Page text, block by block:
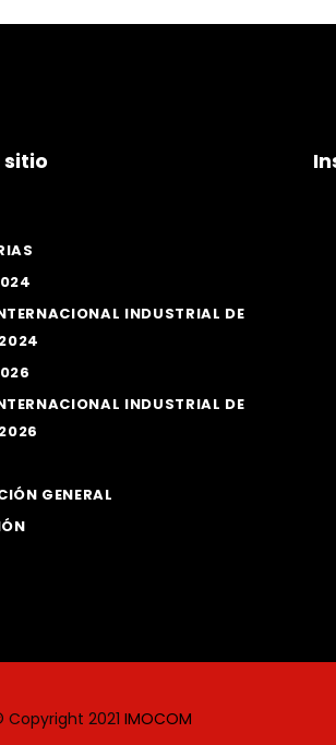
sitio
INDUSTRIAL DE
INDUSTRIAL DE
GENERAL
Copyright 2021 IMOCOM